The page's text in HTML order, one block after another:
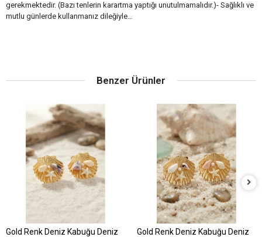
gerekmektedir. (Bazı tenlerin karartma yaptığı unutulmamalıdır.)- Sağlıklı ve
mutlu günlerde kullanmanız dileğiyle…
Benzer Ürünler
Gold Renk Deniz Kabuğu Deniz
Gold Renk Deniz Kabuğu Deniz